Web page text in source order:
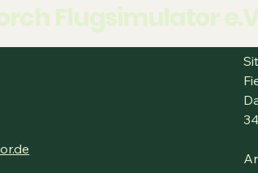
Flugsimulator